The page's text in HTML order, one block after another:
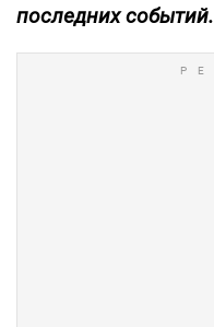
последних событий.